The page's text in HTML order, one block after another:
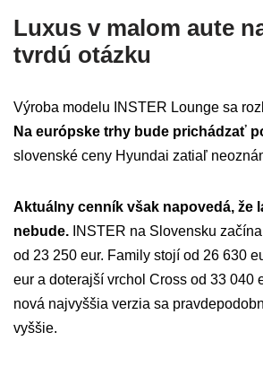
Luxus v malom aute
tvrdú otázku
Výroba modelu INSTER Lounge sa
Na európske trhy bude prichádzať
slovenské ceny Hyundai zatiaľ
Aktuálny cenník však napovedá, že
nebude. INSTER na Slovensku
od 23 250 eur. Family stojí od 26 630
eur a doterajší vrchol Cross od 33 040
nová najvyššia verzia sa
vyššie.